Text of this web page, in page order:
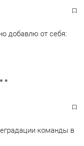
добавлю от себя:
команды в